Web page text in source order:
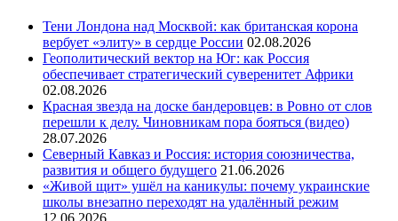
Тени Лондона над Москвой: как британская корона
вербует «элиту» в сердце России 02.08.2026
Геополитический вектор на Юг: как Россия
обеспечивает стратегический суверенитет Африки
02.08.2026
Красная звезда на доске бандеровцев: в Ровно от слов
перешли к делу. Чиновникам пора бояться (видео)
28.07.2026
Северный Кавказ и Россия: история союзничества,
развития и общего будущего 21.06.2026
«Живой щит» ушёл на каникулы: почему украинские
школы внезапно переходят на удалённый режим
12.06.2026